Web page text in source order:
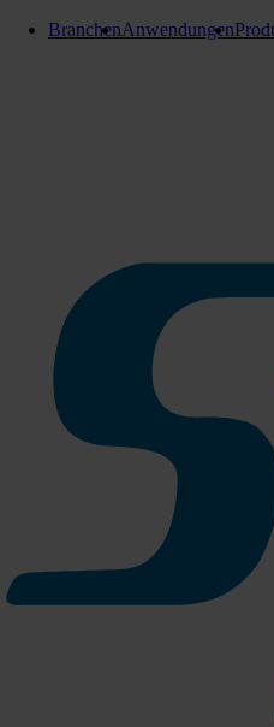
BranchenAnwendungen
Seifenkartuschen
Die Tork Mild-Duftende
Frisch duftende
Eine sanfte Seife mit
Beugt trockener Haut
Dermatologisch getestet
96 % der
Weniger
Hautfreundlicher pH-
Schnelles Nachfüllen
Hygienisches
Weniger Abfall: In
Zu den Produktinfos